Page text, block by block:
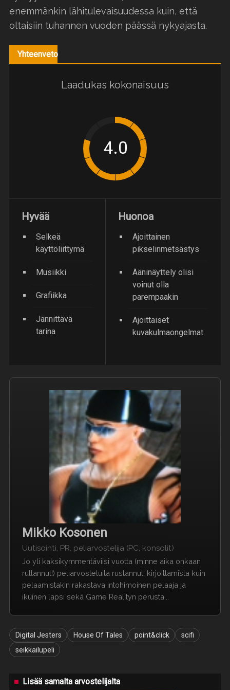
enemmänkin lähitulevaisuudessa kuin, että
oltaisiin tuhannen vuoden päässä nykyajasta.
Yhteenveto
Laadukas kokonaisuus
Hyvää
Selkeä
käyttöliittymä
Musiikki
Grafiikka
Jännittävä
tarina
Huonoa
Ajoittainen
pikselinmetsästys
Ääninäyttely olisi
voinut olla
parempaakin
Ajoittaiset
kuvakulmaongelmat
Mikko Kosonen
Uutisointi, PR, peliarvostelija (PC, konsolit)
Jo yli kaksikymmentäviisi vuotta (minne aika onkaan
rullannut!) peliarvosteluita rustannut, kirjoittamista kuin
pelaamistakin rakastava intohimoinen pelaaja ja
ikuinen lapsi sekä Game Realityn perusta...
Digital Jesters House Of Tales point&click
scifi
seikkailupeli
Lisää samalta arvostelijalta